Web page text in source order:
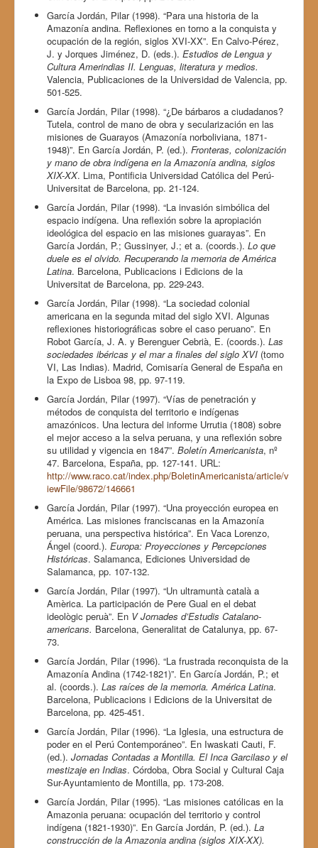
García Jordán, Pilar (1998). “Para una historia de la
Amazonía andina. Reflexiones en torno a la conquista y
ocupación de la región, siglos XVI-XX”. En Calvo-Pérez,
J. y Jorques Jiménez, D. (eds.). Estudios de Lengua y
Cultura Amerindias II. Lenguas, literatura y medios.
Valencia, Publicaciones de la Universidad de Valencia, pp.
501-525.
García Jordán, Pilar (1998). “¿De bárbaros a ciudadanos?
Tutela, control de mano de obra y secularización en las
misiones de Guarayos (Amazonía norboliviana, 1871-
1948)”. En García Jordán, P. (ed.). Fronteras, colonización
y mano de obra indígena en la Amazonía andina, siglos
XIX-XX. Lima, Pontificia Universidad Católica del Perú-
Universitat de Barcelona, pp. 21-124.
García Jordán, Pilar (1998). “La invasión simbólica del
espacio indígena. Una reflexión sobre la apropiación
ideológica del espacio en las misiones guarayas”. En
García Jordán, P.; Gussinyer, J.; et a. (coords.). Lo que
duele es el olvido. Recuperando la memoria de América
Latina. Barcelona, Publicacions i Edicions de la
Universitat de Barcelona, pp. 229-243.
García Jordán, Pilar (1998). “La sociedad colonial
americana en la segunda mitad del siglo XVI. Algunas
reflexiones historiográficas sobre el caso peruano”. En
Robot García, J. A. y Berenguer Cebrià, E. (coords.). Las
sociedades ibéricas y el mar a finales del siglo XVI (tomo
VI, Las Indias). Madrid, Comisaría General de España en
la Expo de Lisboa 98, pp. 97-119.
García Jordán, Pilar (1997). “Vías de penetración y
métodos de conquista del territorio e indígenas
amazónicos. Una lectura del informe Urrutia (1808) sobre
el mejor acceso a la selva peruana, y una reflexión sobre
su utilidad y vigencia en 1847”. Boletín Americanista, nº
47. Barcelona, España, pp. 127-141. URL:
http://www.raco.cat/index.php/BoletinAmericanista/article/v
iewFile/98672/146661
García Jordán, Pilar (1997). “Una proyección europea en
América. Las misiones franciscanas en la Amazonía
peruana, una perspectiva histórica”. En Vaca Lorenzo,
Ángel (coord.). Europa: Proyecciones y Percepciones
Históricas. Salamanca, Ediciones Universidad de
Salamanca, pp. 107-132.
García Jordán, Pilar (1997). “Un ultramuntà català a
Amèrica. La participación de Pere Gual en el debat
ideològic peruà”. En V Jornades d’Estudis Catalano-
americans. Barcelona, Generalitat de Catalunya, pp. 67-
73.
García Jordán, Pilar (1996). “La frustrada reconquista de la
Amazonía Andina (1742-1821)”. En García Jordán, P.; et
al. (coords.). Las raíces de la memoria. América Latina.
Barcelona, Publicacions i Edicions de la Universitat de
Barcelona, pp. 425-451.
García Jordán, Pilar (1996). “La Iglesia, una estructura de
poder en el Perú Contemporáneo”. En Iwaskati Cauti, F.
(ed.). Jornadas Contadas a Montilla. El Inca Garcilaso y el
mestizaje en Indias. Córdoba, Obra Social y Cultural Caja
Sur-Ayuntamiento de Montilla, pp. 173-208.
García Jordán, Pilar (1995). “Las misiones católicas en la
Amazonia peruana: ocupación del territorio y control
indígena (1821-1930)”. En García Jordán, P. (ed.). La
construcción de la Amazonia andina (siglos XIX-XX).